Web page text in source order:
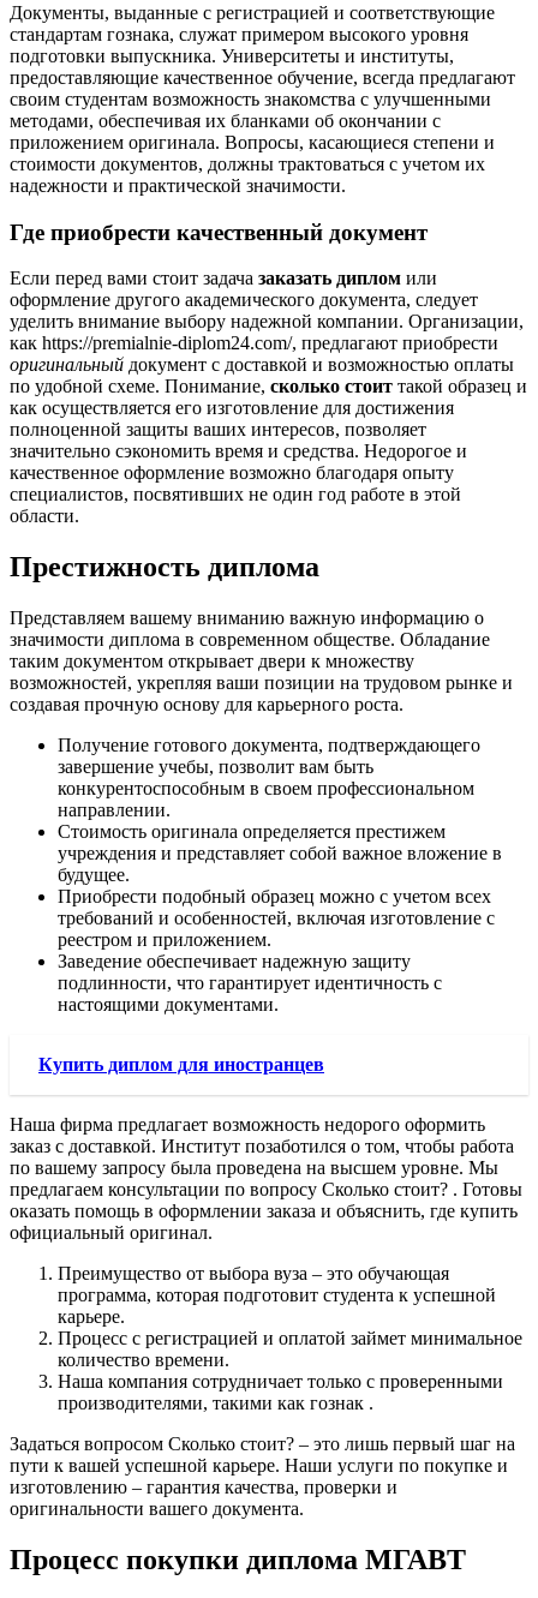
Документы, выданные с регистрацией и соответствующие
стандартам гознака, служат примером высокого уровня
подготовки выпускника. Университеты и институты,
предоставляющие качественное обучение, всегда предлагают
своим студентам возможность знакомства с улучшенными
методами, обеспечивая их бланками об окончании с
приложением оригинала. Вопросы, касающиеся степени и
стоимости документов, должны трактоваться с учетом их
надежности и практической значимости.
Где приобрести качественный документ
Если перед вами стоит задача заказать диплом или
оформление другого академического документа, следует
уделить внимание выбору надежной компании. Организации,
как https://premialnie-diplom24.com/, предлагают приобрести
оригинальный документ с доставкой и возможностью оплаты
по удобной схеме. Понимание, сколько стоит такой образец и
как осуществляется его изготовление для достижения
полноценной защиты ваших интересов, позволяет
значительно сэкономить время и средства. Недорогое и
качественное оформление возможно благодаря опыту
специалистов, посвятивших не один год работе в этой
области.
Престижность диплома
Представляем вашему вниманию важную информацию о
значимости диплома в современном обществе. Обладание
таким документом открывает двери к множеству
возможностей, укрепляя ваши позиции на трудовом рынке и
создавая прочную основу для карьерного роста.
Получение готового документа, подтверждающего
завершение учебы, позволит вам быть
конкурентоспособным в своем профессиональном
направлении.
Стоимость оригинала определяется престижем
учреждения и представляет собой важное вложение в
будущее.
Приобрести подобный образец можно с учетом всех
требований и особенностей, включая изготовление с
реестром и приложением.
Заведение обеспечивает надежную защиту
подлинности, что гарантирует идентичность с
настоящими документами.
Купить диплом для иностранцев
Наша фирма предлагает возможность недорого оформить
заказ с доставкой. Институт позаботился о том, чтобы работа
по вашему запросу была проведена на высшем уровне. Мы
предлагаем консультации по вопросу Сколько стоит? . Готовы
оказать помощь в оформлении заказа и объяснить, где купить
официальный оригинал.
Преимущество от выбора вуза – это обучающая
программа, которая подготовит студента к успешной
карьере.
Процесс с регистрацией и оплатой займет минимальное
количество времени.
Наша компания сотрудничает только с проверенными
производителями, такими как гознак .
Задаться вопросом Сколько стоит? – это лишь первый шаг на
пути к вашей успешной карьере. Наши услуги по покупке и
изготовлению – гарантия качества, проверки и
оригинальности вашего документа.
Процесс покупки диплома МГАВТ